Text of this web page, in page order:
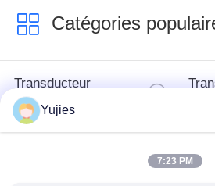
Catégories
Transducteur
ultrasonique de PZT
Yujies
7:23 PM